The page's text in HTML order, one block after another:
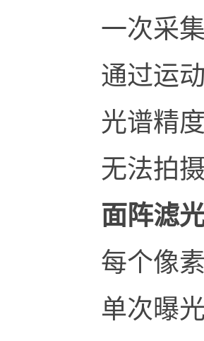
一次采
通过运
光谱精
无法拍
面阵滤
每个像
单次曝